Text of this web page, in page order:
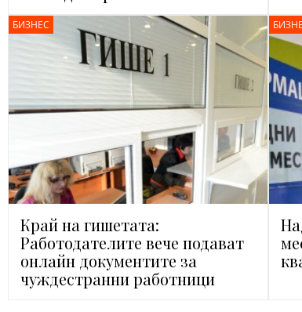
БИЗНЕС
Край на гишетата:
Работодателите вече подават
онлайн документите за
чуждестранни работници